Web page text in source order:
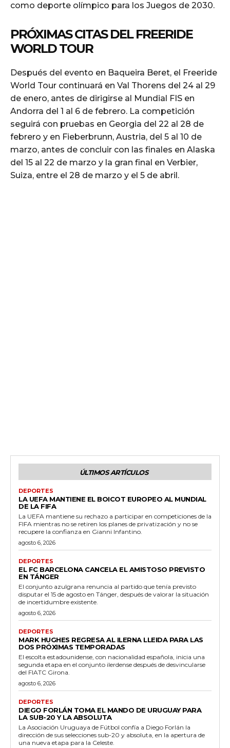
como deporte olímpico para los Juegos de 2030.
PRÓXIMAS CITAS DEL FREERIDE
WORLD TOUR
Después del evento en Baqueira Beret, el Freeride
World Tour continuará en Val Thorens del 24 al 29
de enero, antes de dirigirse al Mundial FIS en
Andorra del 1 al 6 de febrero. La competición
seguirá con pruebas en Georgia del 22 al 28 de
febrero y en Fieberbrunn, Austria, del 5 al 10 de
marzo, antes de concluir con las finales en Alaska
del 15 al 22 de marzo y la gran final en Verbier,
Suiza, entre el 28 de marzo y el 5 de abril.
ÚLTIMOS ARTÍCULOS
DEPORTES
LA UEFA MANTIENE EL BOICOT EUROPEO AL MUNDIAL
DE LA FIFA
La UEFA mantiene su rechazo a participar en competiciones de la
FIFA mientras no se retiren los planes de privatización y no se
recupere la confianza en Gianni Infantino.
agosto 6, 2026
DEPORTES
EL FC BARCELONA CANCELA EL AMISTOSO PREVISTO
EN TÁNGER
El conjunto azulgrana renuncia al partido que tenía previsto
disputar el 15 de agosto en Tánger, después de valorar la situación
de incertidumbre existente.
agosto 6, 2026
DEPORTES
MARK HUGHES REGRESA AL ILERNA LLEIDA PARA LAS
DOS PRÓXIMAS TEMPORADAS
El escolta estadounidense, con nacionalidad española, inicia una
segunda etapa en el conjunto ilerdense después de desvincularse
del FIATC Girona.
agosto 6, 2026
DEPORTES
DIEGO FORLÁN TOMA EL MANDO DE URUGUAY PARA
LA SUB-20 Y LA ABSOLUTA
La Asociación Uruguaya de Fútbol confía a Diego Forlán la
dirección de sus selecciones sub-20 y absoluta, en la apertura de
una nueva etapa para la Celeste.